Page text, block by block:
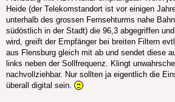
Heide (der Telekomstandort ist vor einigen
unterhalb des grossen Fernsehturms nahe
südöstlich in der Stadt) die 96,3 abgegriffen
wird, greift der Empfänger bei breiten Filtern
aus Flensburg gleich mit ab und sendet diese
links neben der Sollfrequenz. Klingt
nachvollziehbar. Nur sollten ja eigentlich die
überall digital sein.